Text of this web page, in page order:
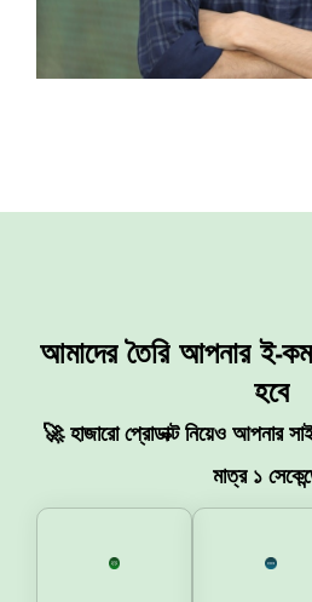
আমাদের তৈরি আপনার ই-
হবে
🚀 হাজারো প্রোডাক্ট নিয়েও আপনার
মাত্র ১